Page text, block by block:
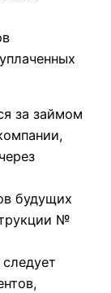
за займом
будущих
№